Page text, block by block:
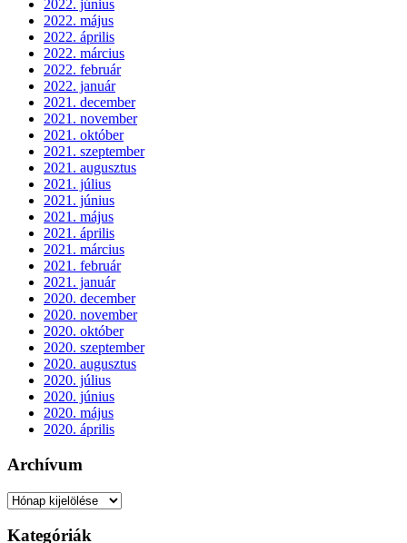
2022. június
2022. május
2022. április
2022. március
2022. február
2022. január
2021. december
2021. november
2021. október
2021. szeptember
2021. augusztus
2021. július
2021. június
2021. május
2021. április
2021. március
2021. február
2021. január
2020. december
2020. november
2020. október
2020. szeptember
2020. augusztus
2020. július
2020. június
2020. május
2020. április
Archívum
Archívum
Kategóriák